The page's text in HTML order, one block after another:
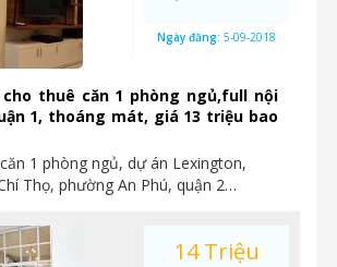
thuê căn 1 phòng ngủ,full nội
1, thoáng mát, giá 13 triệu bao
1 phòng ngủ, dự án Lexington,
Thọ, phường An Phú, quận 2…
Ngày đăng: 5-09-2018
14 Triệu